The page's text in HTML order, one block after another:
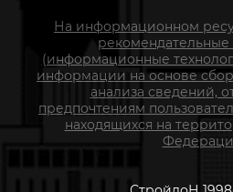
На информационном
рекомендательные
(информационные
информации на основе
анализа сведений,
предпочтениям
находящихся на